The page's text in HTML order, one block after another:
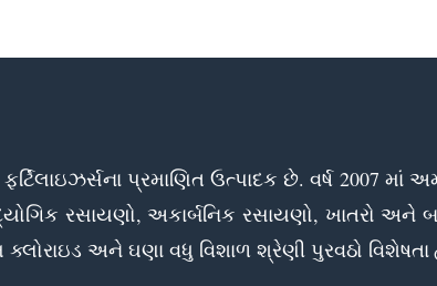
પ્રમાણિત ઉત્પાદક છે. વર્ષ 2007 માં
રસાયણો, અકાર્બનિક રસાયણો, ખાતરો અને
અને ઘણા વધુ વિશાળ શ્રેણી પુરવઠો વિશેષતા